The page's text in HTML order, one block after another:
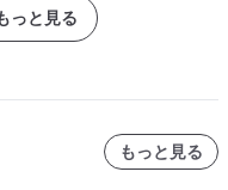
っと見る
もっと見る